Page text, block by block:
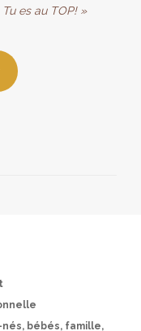
es au TOP! »
bébés, famille,